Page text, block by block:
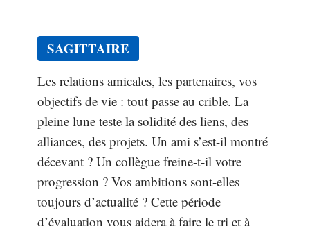
SAGITTAIRE
Les relations amicales, les partenaires, vos
objectifs de vie : tout passe au crible. La
pleine lune teste la solidité des liens, des
alliances, des projets. Un ami s’est-il montré
décevant ? Un collègue freine-t-il votre
progression ? Vos ambitions sont-elles
toujours d’actualité ? Cette période
d’évaluation vous aidera à faire le tri et à